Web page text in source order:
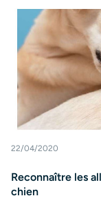
22/04/2020
Reconnaître les
chien